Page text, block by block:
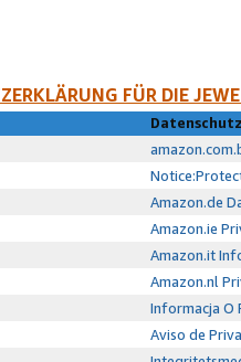
FÜR DIE
Amazon.de
Amazon.ie
Amazon.it
Amazon.nl
Informacja O
Aviso de